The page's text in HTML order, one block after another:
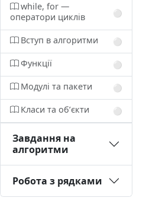
while, for —
оператори циклів
⚪️
Вступ в алгоритми ⚪️
Функції ⚪️
Модулі та пакети ⚪️
Класи та обʼєкти ⚪️
Завдання на
алгоритми
Робота з рядками